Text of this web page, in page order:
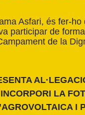
Asfari, és fer-ho
participar de
de la
LA
I